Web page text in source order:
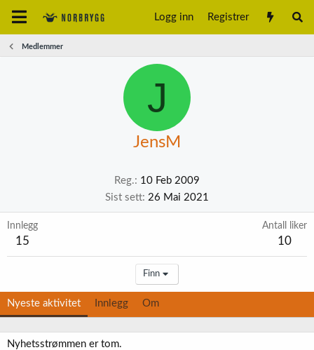
Logg inn Registrer
Medlemmer
J
JensM
Reg.
10 Feb 2009
Sist sett 26 Mai 2021
Innlegg
15
Antall liker
10
Finn
Nyeste aktivitet Innlegg Om
Nyhetsstrømmen er tom.